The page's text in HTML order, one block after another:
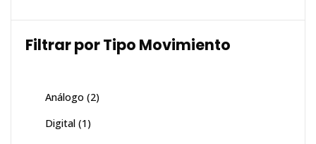
Filtrar por Tipo Movimiento
Análogo (2)
Digital (1)